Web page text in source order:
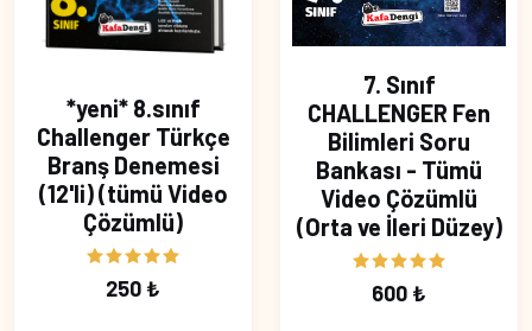
*yeni* 8.sınıf
Challenger Türkçe
Branş Denemesi
(12'li) (tümü Video
Çözümlü)
250 ₺
7. Sınıf
CHALLENGER Fen
Bilimleri Soru
Bankası - Tümü
Video Çözümlü
(Orta ve İleri Düzey)
600 ₺